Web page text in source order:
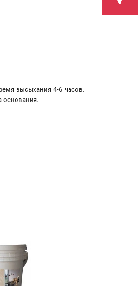
высыхания 4-6 часов.
основания.